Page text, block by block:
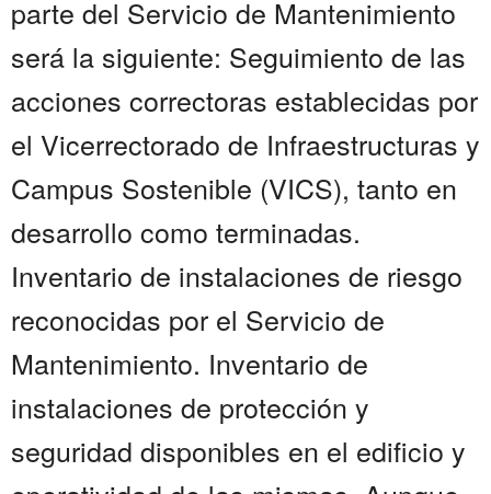
parte del Servicio de Mantenimiento
será la siguiente: Seguimiento de las
acciones correctoras establecidas por
el Vicerrectorado de Infraestructuras y
Campus Sostenible (VICS), tanto en
desarrollo como terminadas.
Inventario de instalaciones de riesgo
reconocidas por el Servicio de
Mantenimiento. Inventario de
instalaciones de protección y
seguridad disponibles en el edificio y